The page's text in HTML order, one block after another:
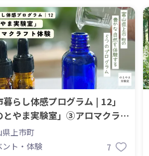
暮らし体感プログラム | 12」
とやま実験室」③アロマクラフ
県上市町
ント・体験
7